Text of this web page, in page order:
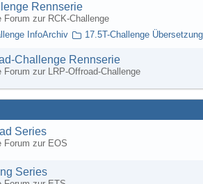
Rennserie
Forum zur RCK-Challenge
InfoArchiv 17.5T-Challenge
Challenge Rennserie
Forum zur LRP-Offroad-Challenge
Series
Forum zur EOS
Series